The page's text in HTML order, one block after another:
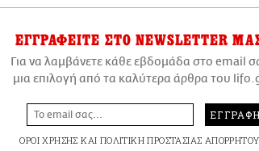
ΕΓΓΡΑΦΕΙΤΕ ΣΤΟ NEWSLETTER
Για να λαμβάνετε κάθε εβδομάδα στο email
μια επιλογή από τα καλύτερα άρθρα του
ΕΓΓΡΑΦΗ
ΟΡΟΙ ΧΡΗΣΗΣ ΚΑΙ ΠΟΛΙΤΙΚΗ ΠΡΟΣΤΑΣΙΑΣ ΑΠΟΡΡΗΤΟΥ